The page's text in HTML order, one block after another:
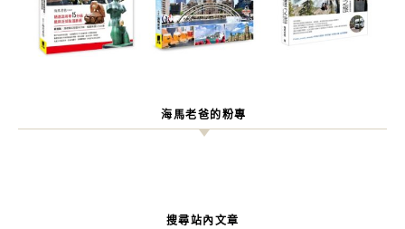
海馬老爸的粉專
搜尋站內文章